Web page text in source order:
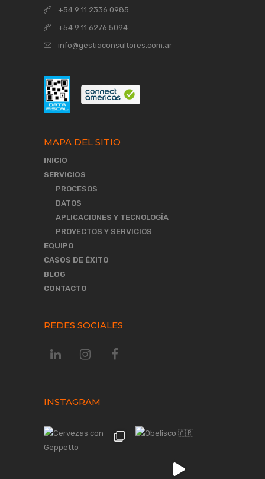
+54 9 11 2336 0985
+54 9 11 6276 5094
info@gestiaconsultores.com.ar
MAPA DEL SITIO
INICIO
SERVICIOS
PROCESOS
DATOS
APLICACIONES Y TECNOLOGÍA
PROYECTOS Y SERVICIOS
EQUIPO
CASOS DE ÉXITO
BLOG
CONTACTO
REDES SOCIALES
INSTAGRAM